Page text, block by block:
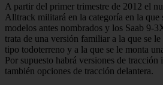
A partir del primer trimestre de 2012 el
Alltrack militará en la categoría en la que
modelos antes nombrados y los Saab 9-
trata de una versión familiar a la que se
tipo todoterreno y a la que se le monta
Por supuesto habrá versiones de
también opciones de tracción delantera.